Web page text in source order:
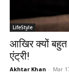
LifeStyle
आखिर क्यों बहुत
एंट्री!
Akhtar Khan - Mar